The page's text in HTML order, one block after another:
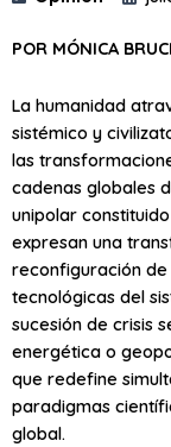
POR MÓNICA
La humanidad
sistémico y
las
cadenas globales
unipolar
expresan una
reconfiguración
tecnológicas del
sucesión de crisis
energética o
que redefine
paradigmas
global.